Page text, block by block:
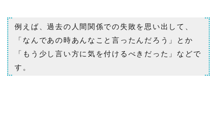
例えば、過去の人間関係での失敗を思い出して、
「なんであの時あんなこと言ったんだろう」とか
「もう少し言い方に気を付けるべきだった」などで
す。